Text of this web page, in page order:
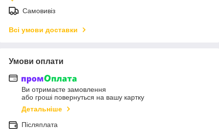
Самовивіз
Всі умови доставки
Умови оплати
Ви отримаєте замовлення
або гроші повернуться на вашу картку
Детальніше
Післяплата